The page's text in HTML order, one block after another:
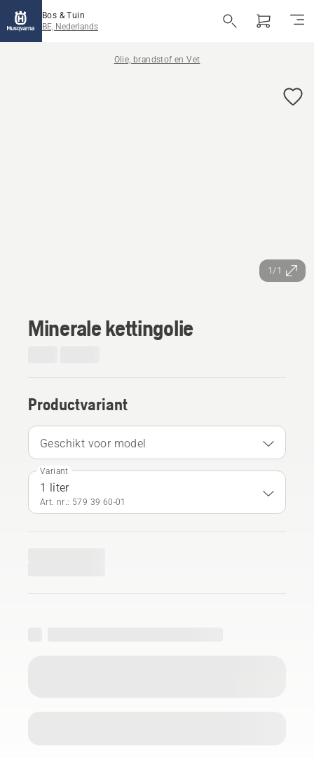
Bos & Tuin
BE, Nederlands
Olie, brandstof en Vet
1/1
Minerale kettingolie
Productvariant
Geschikt voor model
Variant
1 liter
Art. nr.: 579 39 60‑01